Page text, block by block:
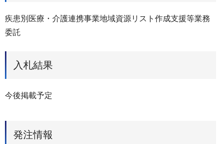
疾患別医療・介護連携事業地域資源リスト作成支援等業務
委託
入札結果
今後掲載予定
発注情報